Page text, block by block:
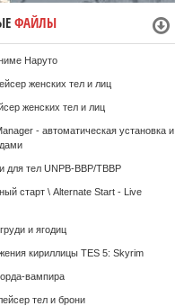
ФАЙЛЫ
Наруто
женских тел и лиц
женских тел и лиц
- автоматическая установка и
для тел UNPB-BBP/TBBP
старт \ Alternate Start - Live
и ягодиц
кириллицы TES 5: Skyrim
вампира
тел и брони